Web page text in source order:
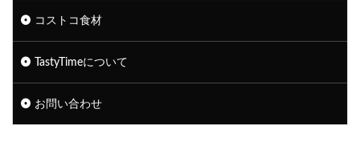
コストコ食材
TastyTimeについて
お問い合わせ